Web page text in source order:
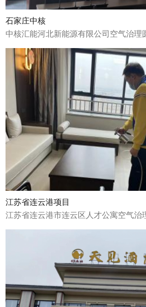
石家庄中核
中核汇能河北新能源有限公司空气治理
江苏省连云港项目
江苏省连云港市连云区人才公寓空气治
湖南张家界天见酒
湖南张家界天见酒店空气治理
家界天见酒店进行了空气治理并
20日圆满完成。湖南张家界天
查看详情